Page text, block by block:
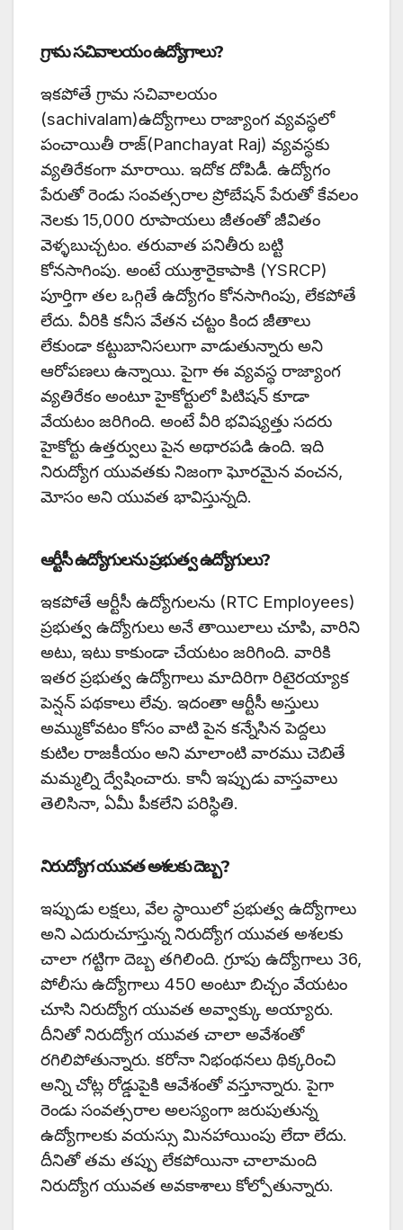
గ్రామ సచివాలయం ఉద్యోగాలు?
ఇకపోతే గ్రామ సచివాలయం
(sachivalam)ఉద్యోగాలు రాజ్యాంగ వ్యవస్థలో
పంచాయితీ రాజ్(Panchayat Raj) వ్యవస్థకు
వ్యతిరేకంగా మారాయి. ఇదోక దోపిడీ. ఉద్యోగం
పేరుతో రెండు సంవత్సరాల ప్రోబేషన్ పేరుతో కేవలం
నెలకు 15,000 రూపాయలు జీతంతో జీవితం
వెళ్ళబుచ్చటం. తరువాత పనితీరు బట్టి
కోనసాగింపు. అంటే యుశ్రారైకాపాకి (YSRCP)
పూర్తిగా తల ఒగ్గితే ఉద్యోగం కోనసాగింపు, లేకపోతే
లేదు. వీరికి కనీస వేతన చట్టం కింద జీతాలు
లేకుండా కట్టుబానిసలుగా వాడుతున్నారు అని
ఆరోపణలు ఉన్నాయి. పైగా ఈ వ్యవస్థ రాజ్యాంగ
వ్యతిరేకం అంటూ హైకోర్టులో పిటిషన్ కూడా
వేయటం జరిగింది. అంటే వీరి భవిష్యత్తు సదరు
హైకోర్టు ఉత్తర్వులు పైన అథారపడి ఉంది. ఇది
నిరుద్యోగ యువతకు నిజంగా ఘోరమైన వంచన,
మోసం అని యువత భావిస్తున్నది.
ఆర్టీసీ ఉద్యోగులను ప్రభుత్వ ఉద్యోగులు?
ఇకపోతే ఆర్టీసీ ఉద్యోగులను (RTC Employees)
ప్రభుత్వ ఉద్యోగులు అనే తాయిలాలు చూపి, వారిని
అటు, ఇటు కాకుండా చేయటం జరిగింది. వారికి
ఇతర ప్రభుత్వ ఉద్యోగాలు మాదిరిగా రిటైరయ్యాక
పెన్షన్ పథకాలు లేవు. ఇదంతా ఆర్టీసీ అస్తులు
అమ్ముకోవటం కోసం వాటి పైన కన్నేసిన పెద్దలు
కుటిల రాజకీయం అని మాలాంటి వారము చెబితే
మమ్మల్ని ద్వేషించారు. కానీ ఇప్పుడు వాస్తవాలు
తెలిసినా, ఏమీ పీకలేని పరిస్థితి.
నిరుద్యోగ యువత అశలకు దెబ్బ?
ఇప్పుడు లక్షలు, వేల స్థాయిలో ప్రభుత్వ ఉద్యోగాలు
అని ఎదురుచూస్తున్న నిరుద్యోగ యువత అశలకు
చాలా గట్టిగా దెబ్బ తగిలింది. గ్రూపు ఉద్యోగాలు 36,
పోలీసు ఉద్యోగాలు 450 అంటూ బిచ్చం వేయటం
చూసి నిరుద్యోగ యువత అవ్వాక్కు అయ్యారు.
దీనితో నిరుద్యోగ యువత చాలా అవేశంతో
రగిలిపోతున్నారు. కరోనా నిభంథనలు థిక్కరించి
అన్ని చోట్ల రోడ్డుపైకి ఆవేశంతో వస్తూన్నారు. పైగా
రెండు సంవత్సరాల అలస్యంగా జరుపుతున్న
ఉద్యోగాలకు వయస్సు మినహాయింపు లేదా లేదు.
దీనితో తమ తప్పు లేకపోయినా చాలామంది
నిరుద్యోగ యువత అవకాశాలు కోల్పోతున్నారు.